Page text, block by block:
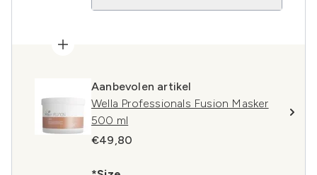
Aanbevolen artikel
Wella Professionals Fusion Masker
500 ml
€49,80